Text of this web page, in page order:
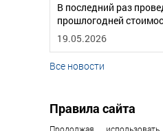
В последний раз
прошлогодней
19.05.2026
Все новости
Правила сайта